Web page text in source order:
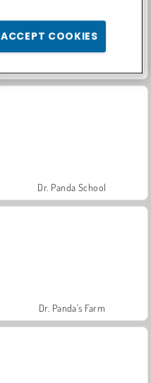
Dr. Panda School
Dr. Panda's Farm
ACCEPT COOKIES